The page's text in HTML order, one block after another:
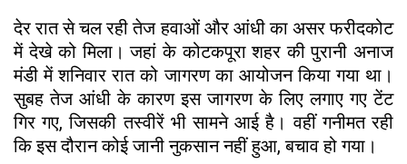
देर रात से चल रही तेज हवाओं और आंधी का असर फरीदकोट
में देखे को मिला। जहां के कोटकपूरा शहर की पुरानी अनाज
मंडी में शनिवार रात को जागरण का आयोजन किया गया था।
सुबह तेज आंधी के कारण इस जागरण के लिए लगाए गए टेंट
गिर गए, जिसकी तस्वीरें भी सामने आई है। वहीं गनीमत रही
कि इस दौरान कोई जानी नुकसान नहीं हुआ, बचाव हो गया।